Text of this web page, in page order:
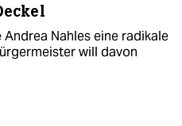
Nahles eine radikale
will davon